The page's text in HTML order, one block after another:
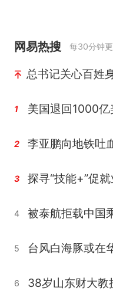
网易热搜 每30分钟
总书记关心百姓
1 美国退回1000亿
2
3 探寻“技能+”促
4
5 台风白海豚或在
6 38岁山东财大教